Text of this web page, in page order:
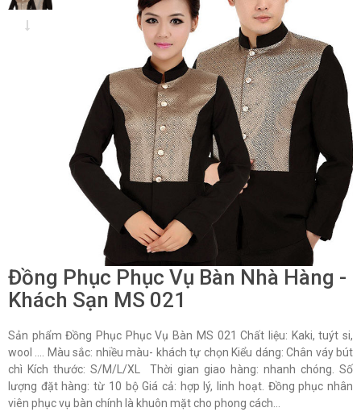
Đồng Phục Phục Vụ Bàn Nhà Hàng -
Khách Sạn MS 021
Sản phẩm Đồng Phục Phục Vụ Bàn MS 021 Chất liệu: Kaki, tuýt si,
wool …. Màu sắc: nhiều màu- khách tự chọn Kiểu dáng: Chân váy bút
chì Kích thước: S/M/L/XL Thời gian giao hàng: nhanh chóng. Số
lượng đặt hàng: từ 10 bộ Giá cả: hợp lý, linh hoạt. Đồng phục nhân
viên phục vụ bàn chính là khuôn mặt cho phong cách...